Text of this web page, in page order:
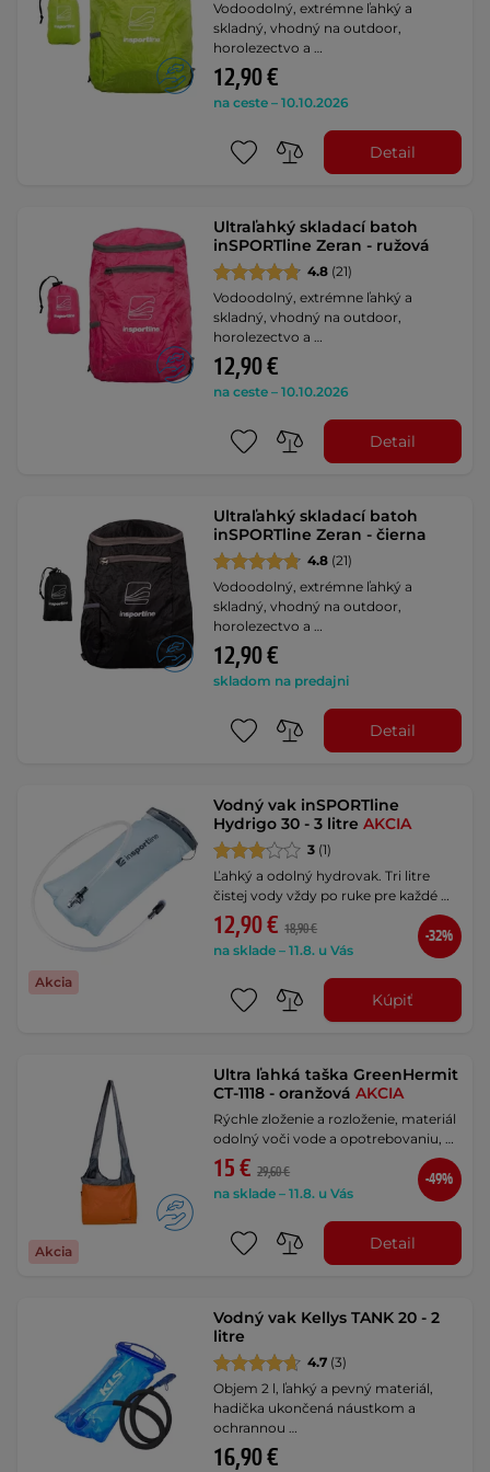
Vodoodolný, extrémne ľahký a
skladný, vhodný na outdoor,
horolezectvo a …
12,90 €
na ceste – 10.10.2026
Detail
Ultraľahký skladací batoh
inSPORTline Zeran - ružová
4.8 (21)
Vodoodolný, extrémne ľahký a
skladný, vhodný na outdoor,
horolezectvo a …
12,90 €
na ceste – 10.10.2026
Detail
Ultraľahký skladací batoh
inSPORTline Zeran - čierna
4.8 (21)
Vodoodolný, extrémne ľahký a
skladný, vhodný na outdoor,
horolezectvo a …
12,90 €
skladom na predajni
Detail
Akcia
Vodný vak inSPORTline
Hydrigo 30 - 3 litreAKCIA
3 (1)
Ľahký a odolný hydrovak. Tri litre
čistej vody vždy po ruke pre každé …
12,90 € 18,90 €
na sklade – 11.8. u Vás
-32%
Kúpiť
Akcia
Ultra ľahká taška GreenHermit
CT-1118 - oranžováAKCIA
Rýchle zloženie a rozloženie, materiál
odolný voči vode a opotrebovaniu, …
15 € 29,60 €
na sklade – 11.8. u Vás
-49%
Detail
Vodný vak Kellys TANK 20 - 2
litre
4.7 (3)
Objem 2 l, ľahký a pevný materiál,
hadička ukončená náustkom a
ochrannou …
16,90 €